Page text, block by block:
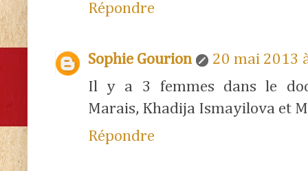
Répondre
Sophie Gourion
20 mai 2013
Il y a 3 femmes dans le
Marais, Khadija Ismayilova et
Répondre